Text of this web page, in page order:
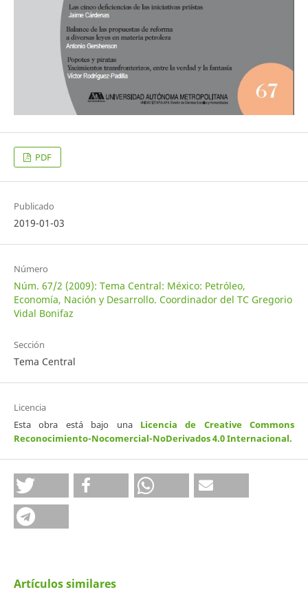
PDF
Publicado
2019-01-03
Número
Núm. 67/2 (2009): Tema Central: México: Petróleo,
Economía, Nación y Desarrollo. Coordinador del TC Gregorio
Vidal Bonifaz
Sección
Tema Central
Licencia
Esta obra está bajo una Licencia de Creative Commons
Reconocimiento-Nocomercial-NoDerivados 4.0 Internacional.
Artículos similares